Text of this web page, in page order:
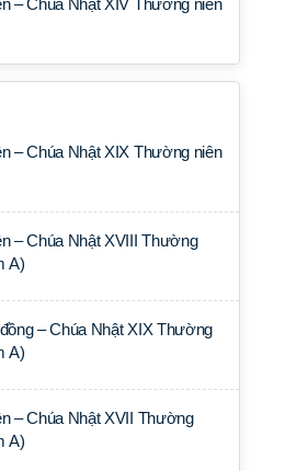
– Chúa Nhật XIV Thường niên
– Chúa Nhật XIX Thường niên
– Chúa Nhật XVIII Thường
A)
– Chúa Nhật XIX Thường
A)
– Chúa Nhật XVII Thường
A)